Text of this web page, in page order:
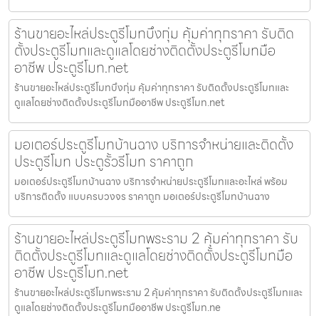
ร้านขายอะไหล่ประตูรีโมทบึงกุ่ม คุ้มค่าทุกราคา รับติด
ตั้งประตูรีโมทและดูแลโดยช่างติดตั้งประตูรีโมทมือ
อาชีพ ประตูรีโมท.net
ร้านขายอะไหล่ประตูรีโมทบึงกุ่ม คุ้มค่าทุกราคา รับติดตั้งประตูรีโมทและ
ดูแลโดยช่างติดตั้งประตูรีโมทมืออาชีพ ประตูรีโมท.net
มอเตอร์ประตูรีโมทบ้านฉาง บริการจำหน่ายและติดตั้ง
ประตูรีโมท ประตูรั้วรีโมท ราคาถูก
มอเตอร์ประตูรีโมทบ้านฉาง บริการจำหน่ายประตูรีโมทและอะไหล่ พร้อม
บริการติดตั้ง แบบครบวงจร ราคาถูก มอเตอร์ประตูรีโมทบ้านฉาง
ร้านขายอะไหล่ประตูรีโมทพระราม 2 คุ้มค่าทุกราคา รับ
ติดตั้งประตูรีโมทและดูแลโดยช่างติดตั้งประตูรีโมทมือ
อาชีพ ประตูรีโมท.net
ร้านขายอะไหล่ประตูรีโมทพระราม 2 คุ้มค่าทุกราคา รับติดตั้งประตูรีโมทและ
ดูแลโดยช่างติดตั้งประตูรีโมทมืออาชีพ ประตูรีโมท.ne